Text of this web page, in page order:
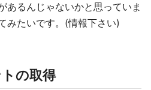
あるんじゃないかと思っていま
みたいです。(情報下さい)
の取得